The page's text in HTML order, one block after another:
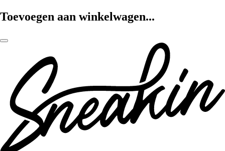
Toevoegen aan winkelwagen...